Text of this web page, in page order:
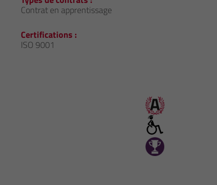
Contrat en apprentissage
Certifications :
ISO 9001